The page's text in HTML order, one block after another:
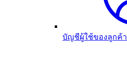
บัญชีผู้ใช้ของลูกค้า